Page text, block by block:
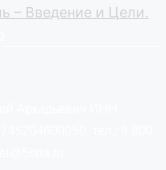
– Введение и Цели.